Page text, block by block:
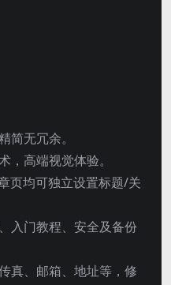
简无冗余。
，高端视觉体验。
页均可独立设置标题/关
入门教程、安全及备份
真、邮箱、地址等，修